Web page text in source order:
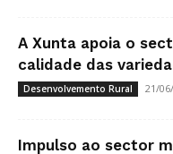
A Xunta apoia o
calidade das
Desenvolvemento Rural 21/
Impulso ao sector